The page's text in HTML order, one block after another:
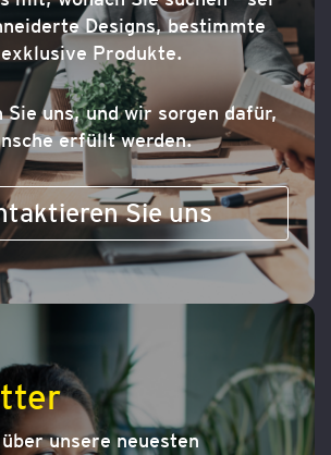
Designs, bestimmte
Produkte.
uns, und wir sorgen dafür,
erfüllt werden.
Sie uns
unsere neuesten